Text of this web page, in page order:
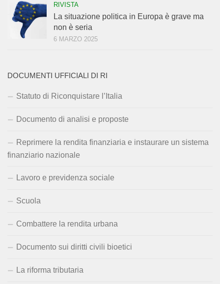
RIVISTA
La situazione politica in Europa è grave ma
non è seria
6 MARZO 2025
DOCUMENTI UFFICIALI DI RI
Statuto di Riconquistare l’Italia
Documento di analisi e proposte
Reprimere la rendita finanziaria e instaurare un sistema
finanziario nazionale
Lavoro e previdenza sociale
Scuola
Combattere la rendita urbana
Documento sui diritti civili bioetici
La riforma tributaria